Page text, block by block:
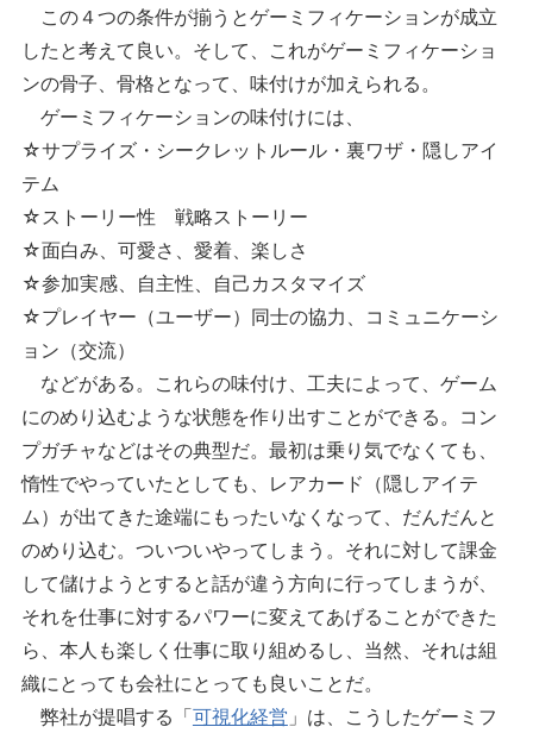
この４つの条件が揃うとゲーミフィケーションが成立
したと考えて良い。そして、これがゲーミフィケーショ
ンの骨子、骨格となって、味付けが加えられる。
ゲーミフィケーションの味付けには、
☆サプライズ・シークレットルール・裏ワザ・隠しアイ
テム
☆ストーリー性 戦略ストーリー
☆面白み、可愛さ、愛着、楽しさ
☆参加実感、自主性、自己カスタマイズ
☆プレイヤー（ユーザー）同士の協力、コミュニケーシ
ョン（交流）
などがある。これらの味付け、工夫によって、ゲーム
にのめり込むような状態を作り出すことができる。コン
プガチャなどはその典型だ。最初は乗り気でなくても、
惰性でやっていたとしても、レアカード（隠しアイテ
ム）が出てきた途端にもったいなくなって、だんだんと
のめり込む。ついついやってしまう。それに対して課金
して儲けようとすると話が違う方向に行ってしまうが、
それを仕事に対するパワーに変えてあげることができた
ら、本人も楽しく仕事に取り組めるし、当然、それは組
織にとっても会社にとっても良いことだ。
弊社が提唱する「可視化経営 」は、こうしたゲーミフ